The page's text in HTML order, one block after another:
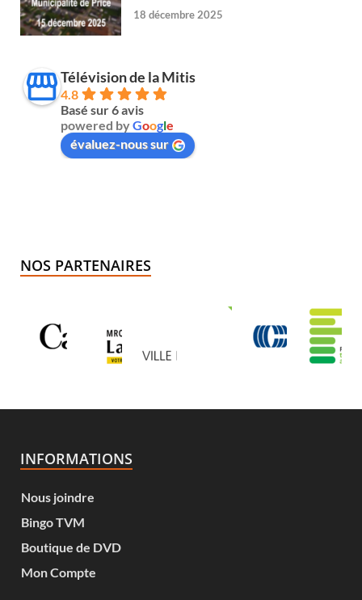
18 décembre 2025
Télévision de la Mitis
4.8
Basé sur 6 avis
powered byGoogle
évaluez-nous sur
NOS PARTENAIRES
INFORMATIONS
Nous joindre
Bingo TVM
Boutique de DVD
Mon Compte